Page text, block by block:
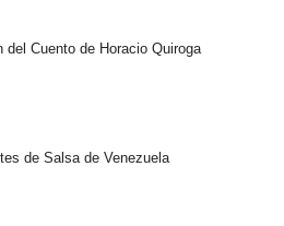
Cuento de Horacio Quiroga
de Salsa de Venezuela